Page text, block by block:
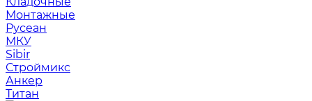
Монтажные
Русеан
МКУ
Sibir
Строймикс
Анкер
Титан